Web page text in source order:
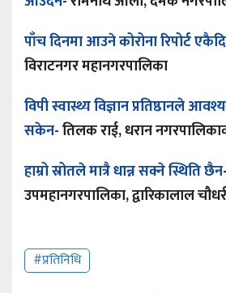
पाँच दिनमा आउने कोरोना रिपोर्ट
विराटनगर महानगरपालिका
विपी स्वास्थ्य विज्ञान प्रतिष्ठानले
सकेन-तिलक राई,धरान
हाम्रो स्रोतले मात्रै धान्न सक्ने स्थिति छैन-
उपमहानगरपालिका, द्वारिकालाल
#प्रतिनिधि